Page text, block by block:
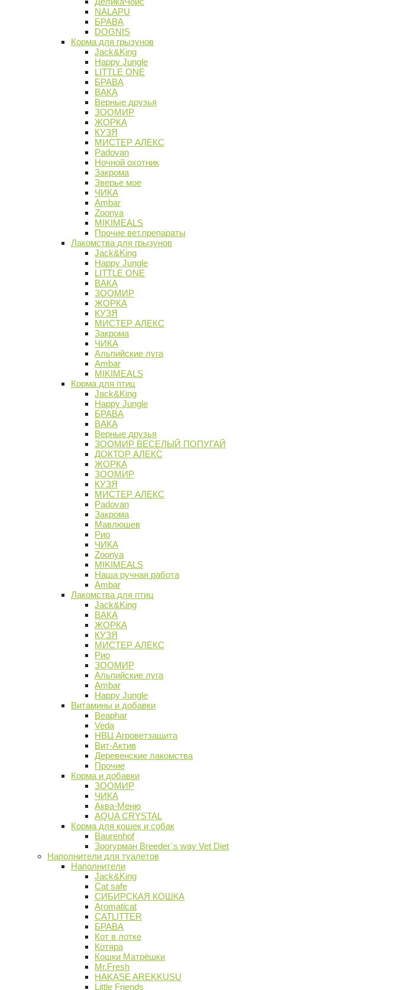
NALAPU
БРАВА
DOGNIS
Корма для грызунов
Jack&King
Happy Jungle
LITTLE ONE
БРАВА
ВАКА
Верные друзья
ЗООМИР
ЖОРКА
КУЗЯ
МИСТЕР АЛЕКС
Padovan
Ночной охотник
Закрома
Зверье мое
ЧИКА
Ambar
Zoonya
MIKIMEALS
Прочие вет.препараты
Лакомства для грызунов
Jack&King
Happy Jungle
LITTLE ONE
ВАКА
ЗООМИР
ЖОРКА
КУЗЯ
МИСТЕР АЛЕКС
Закрома
ЧИКА
Альпийские луга
Ambar
MIKIMEALS
Корма для птиц
Jack&King
Happy Jungle
БРАВА
ВАКА
Верные друзья
ЗООМИР ВЕСЕЛЫЙ ПОПУГАЙ
ДОКТОР АЛЕКС
ЖОРКА
ЗООМИР
КУЗЯ
МИСТЕР АЛЕКС
Padovan
Закрома
Мавлюшев
Рио
ЧИКА
Zoonya
MIKIMEALS
Наша ручная работа
Ambar
Лакомства для птиц
Jack&King
ВАКА
ЖОРКА
КУЗЯ
МИСТЕР АЛЕКС
Рио
ЗООМИР
Альпийские луга
Ambar
Happy Jungle
Витамины и добавки
Beaphar
Veda
НВЦ Агроветзащита
Вит-Актив
Деревенские лакомства
Прочие
Корма и добавки
ЗООМИР
ЧИКА
Аква-Меню
AQUA CRYSTAL
Корма для кошек и собак
Baurenhof
Зоогурман Breeder`s way Vet Diet
Наполнители для туалетов
Наполнители
Jack&King
Cat safe
СИБИРСКАЯ КОШКА
Aromaticat
CATLITTER
БРАВА
Кот в лотке
Котяра
Кошки Матрёшки
Mr.Fresh
HAKASE AREKKUSU
Little Friends